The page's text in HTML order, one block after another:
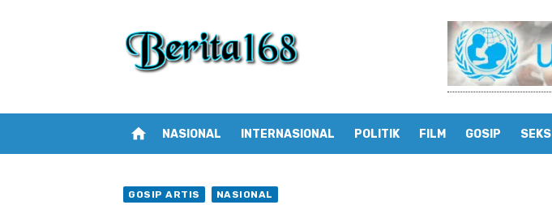
home NASIONAL INTERNASIONAL POLITIK FILM GOSIP SEKS
GOSIP ARTIS NASIONAL